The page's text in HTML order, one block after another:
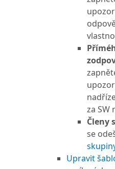
za SW
Členy
se
Upravit